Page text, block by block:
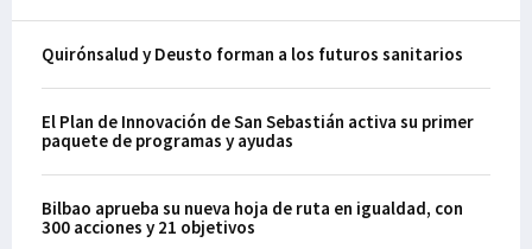
Quirónsalud y Deusto forman a los futuros sanitarios
El Plan de Innovación de San Sebastián activa su primer
paquete de programas y ayudas
Bilbao aprueba su nueva hoja de ruta en igualdad, con
300 acciones y 21 objetivos